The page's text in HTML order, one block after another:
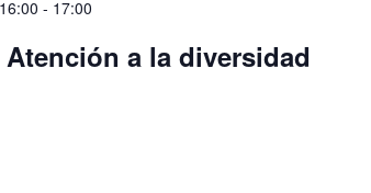
- 17:00
a la diversidad